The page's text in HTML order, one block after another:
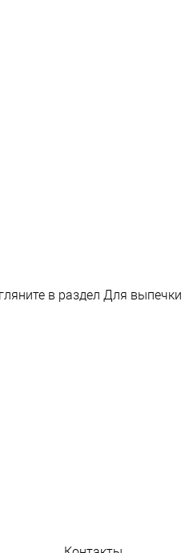
в раздел Для выпечки